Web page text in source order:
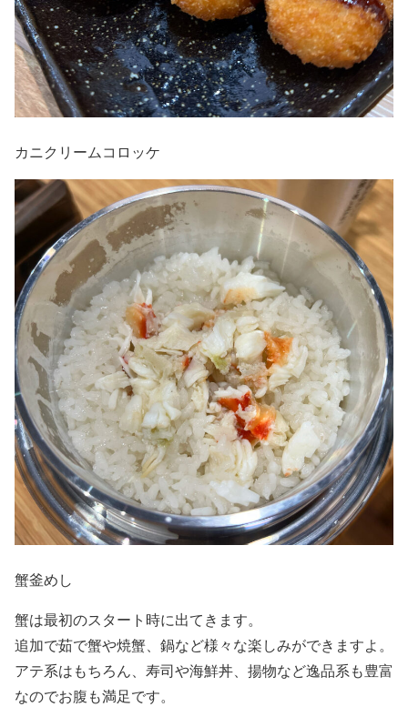
カニクリームコロッケ
蟹釜めし
蟹は最初のスタート時に出てきます。
追加で茹で蟹や焼蟹、鍋など様々な楽しみができますよ。
アテ系はもちろん、寿司や海鮮丼、揚物など逸品系も豊富
なのでお腹も満足です。